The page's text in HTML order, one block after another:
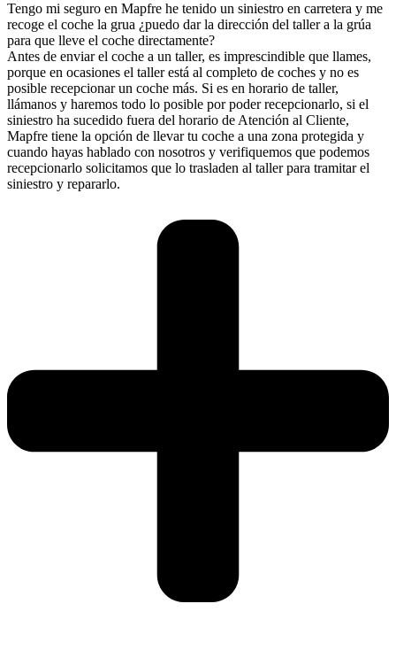
Tengo mi seguro en Mapfre he tenido un siniestro en carretera y me
recoge el coche la grua ¿puedo dar la dirección del taller a la grúa
para que lleve el coche directamente?
Antes de enviar el coche a un taller, es imprescindible que llames,
porque en ocasiones el taller está al completo de coches y no es
posible recepcionar un coche más. Si es en horario de taller,
llámanos y haremos todo lo posible por poder recepcionarlo, si el
siniestro ha sucedido fuera del horario de Atención al Cliente,
Mapfre tiene la opción de llevar tu coche a una zona protegida y
cuando hayas hablado con nosotros y verifiquemos que podemos
recepcionarlo solicitamos que lo trasladen al taller para tramitar el
siniestro y repararlo.